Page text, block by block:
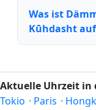
Was ist
Kūhdasht
Aktuelle Uhrzeit in
Tokio · Paris ·